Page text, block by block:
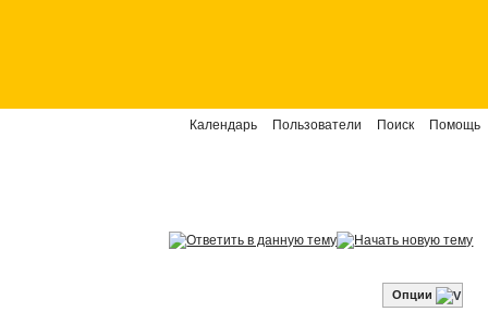
Помощь
Поиск
Пользователи
Календарь
Опции